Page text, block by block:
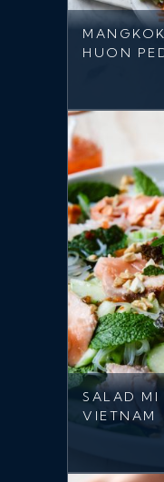
HUON
SALAD MI
VIETNAM